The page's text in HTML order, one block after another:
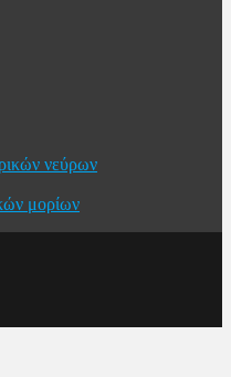
νεύρων
μορίων